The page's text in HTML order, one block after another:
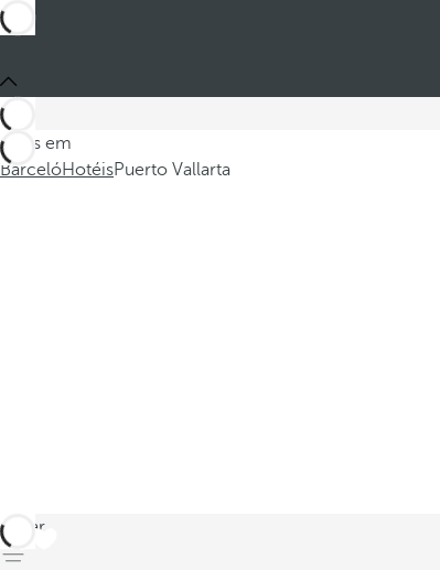
Estes em
BarcelóHotéisPuerto Vallarta
voltar